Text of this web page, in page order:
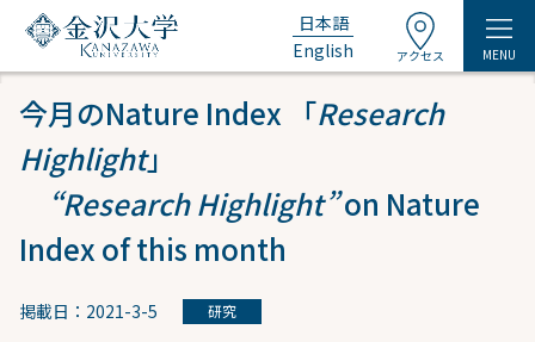
日本語
English
アクセス MENU
今月のNature Index 「Research
Highlight」
“Research Highlight”on Nature
Index of this month
掲載日：2021-3-5 研究